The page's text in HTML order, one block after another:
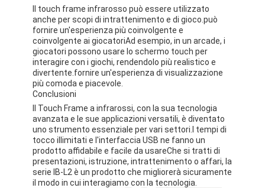
Il touch frame infrarosso può essere utilizzato
anche per scopi di intrattenimento e di gioco.può
fornire un'esperienza più coinvolgente e
coinvolgente ai giocatoriAd esempio, in un arcade, i
giocatori possono usare lo schermo touch per
interagire con i giochi, rendendolo più realistico e
divertente.fornire un'esperienza di visualizzazione
più comoda e piacevole.
Conclusioni
Il Touch Frame a infrarossi, con la sua tecnologia
avanzata e le sue applicazioni versatili, è diventato
uno strumento essenziale per vari settori.I tempi di
tocco illimitati e l'interfaccia USB ne fanno un
prodotto affidabile e facile da usareChe si tratti di
presentazioni, istruzione, intrattenimento o affari, la
serie IB-L2 è un prodotto che migliorerà sicuramente
il modo in cui interagiamo con la tecnologia.